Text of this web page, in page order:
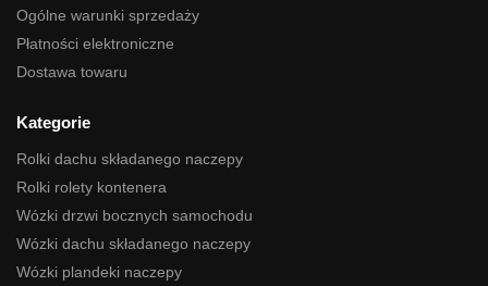
Ogólne warunki sprzedaży
Płatności elektroniczne
Dostawa towaru
Kategorie
Rolki dachu składanego naczepy
Rolki rolety kontenera
Wózki drzwi bocznych samochodu
Wózki dachu składanego naczepy
Wózki plandeki naczepy